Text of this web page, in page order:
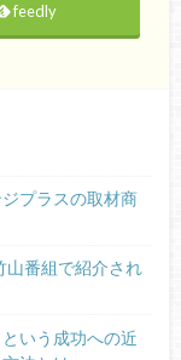
feedly
プラスの取材商
山番組で紹介され
いう成功への近